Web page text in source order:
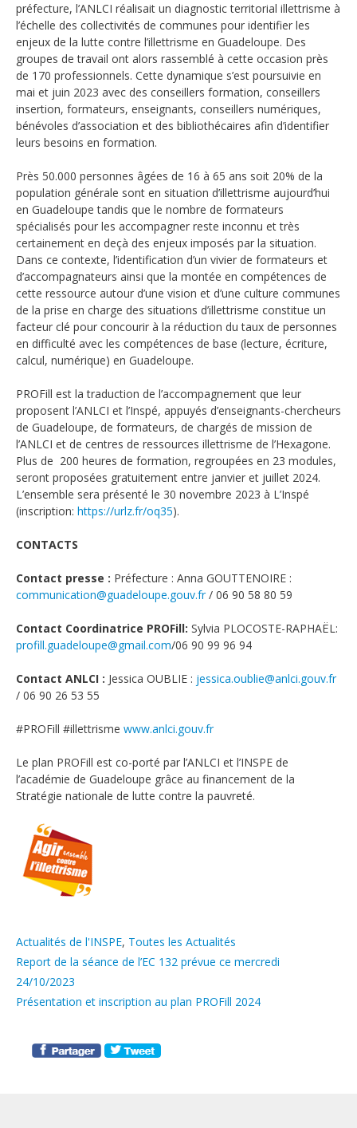
préfecture, l’ANLCI réalisait un diagnostic territorial illettrisme à
l’échelle des collectivités de communes pour identifier les
enjeux de la lutte contre l’illettrisme en Guadeloupe. Des
groupes de travail ont alors rassemblé à cette occasion près
de 170 professionnels. Cette dynamique s’est poursuivie en
mai et juin 2023 avec des conseillers formation, conseillers
insertion, formateurs, enseignants, conseillers numériques,
bénévoles d’association et des bibliothécaires afin d’identifier
leurs besoins en formation.
Près 50.000 personnes âgées de 16 à 65 ans soit 20% de la
population générale sont en situation d’illettrisme aujourd’hui
en Guadeloupe tandis que le nombre de formateurs
spécialisés pour les accompagner reste inconnu et très
certainement en deçà des enjeux imposés par la situation.
Dans ce contexte, l’identification d’un vivier de formateurs et
d’accompagnateurs ainsi que la montée en compétences de
cette ressource autour d’une vision et d’une culture communes
de la prise en charge des situations d’illettrisme constitue un
facteur clé pour concourir à la réduction du taux de personnes
en difficulté avec les compétences de base (lecture, écriture,
calcul, numérique) en Guadeloupe.
PROFill est la traduction de l’accompagnement que leur
proposent l’ANLCI et l’Inspé, appuyés d’enseignants-chercheurs
de Guadeloupe, de formateurs, de chargés de mission de
l’ANLCI et de centres de ressources illettrisme de l’Hexagone.
Plus de 200 heures de formation, regroupées en 23 modules,
seront proposées gratuitement entre janvier et juillet 2024.
L’ensemble sera présenté le 30 novembre 2023 à L’Inspé
(inscription: https://urlz.fr/oq35).
CONTACTS
Contact presse : Préfecture : Anna GOUTTENOIRE :
communication@guadeloupe.gouv.fr/ 06 90 58 80 59
Contact Coordinatrice PROFill: Sylvia PLOCOSTE-RAPHAËL:
profill.guadeloupe@gmail.com/06 90 99 96 94
Contact ANLCI : Jessica OUBLIE : jessica.oublie@anlci.gouv.fr
/ 06 90 26 53 55
#PROFill #illettrisme www.anlci.gouv.fr
Le plan PROFill est co-porté par l’ANLCI et l’INSPE de
l’académie de Guadeloupe grâce au financement de la
Stratégie nationale de lutte contre la pauvreté.
Catégories
Actualités de l'INSPE, Toutes les Actualités
Report de la séance de l’EC 132 prévue ce mercredi
24/10/2023
Présentation et inscription au plan PROFill 2024